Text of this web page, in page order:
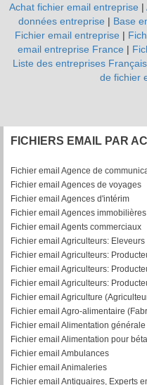
Achat fichier email entreprise |
données entreprise | Base
Fichier email entreprise |
email entreprise France |
Liste des entreprises
de fichier
FICHIERS EMAIL PAR
Fichier email Agence de
Fichier email Agences de voyages
Fichier email Agences d'intérim
Fichier email Agences immobilières
Fichier email Agents commerciaux
Fichier email Agriculteurs:
Fichier email Agriculteurs:
Fichier email Agriculteurs:
Fichier email Agriculteurs:
Fichier email Agriculture
Fichier email Agro-alimentaire
Fichier email Alimentation générale
Fichier email Alimentation pour
Fichier email Ambulances
Fichier email Animaleries
Fichier email Antiquaires, Experts